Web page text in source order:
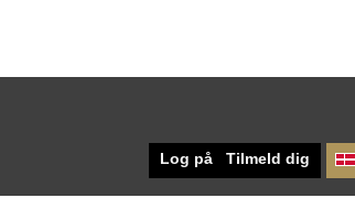
Log på Tilmeld dig